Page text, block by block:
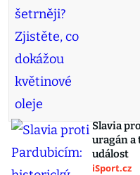
Slavia
uragán a
událost
iSport.cz